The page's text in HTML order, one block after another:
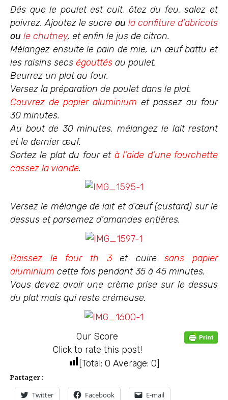
Dés que le poulet est cuit, ôtez du feu, salez et
poivrez. Ajoutez le sucre ou la confiture d’abricots
ou le chutney, et enfin le jus de citron.
Mélangez ensuite le pain de mie, un œuf battu et
les raisins secs égouttés au poulet.
Beurrez un plat au four.
Versez la préparation de poulet dans le plat.
Couvrez de papier aluminium et passez au four
30 minutes.
Au bout de 30 minutes, mélangez le lait restant
et le dernier œuf.
Sortez le plat du four et à l’aide d’une fourchette
cassez la viande.
Versez le mélange de lait et d’œuf (custard) sur le
dessus et parsemez d’amandes entières.
Baissez le four th 3et cuiresans papier
aluminium cette fois pendant 35 à 45 minutes.
Vous devez avoir une crème prise sur le dessus
du plat mais qui reste crémeuse.
Our Score
Click to rate this post!
[Total: 0 Average: 0]
Partager :
Twitter Facebook E-mail